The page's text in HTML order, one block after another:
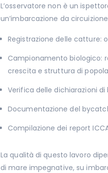
L’osservatore non è un
un’imbarcazione da
Registrazione delle catture:
Campionamento biologico:
crescita e struttura di
Verifica delle dichiarazioni
Documentazione del
Compilazione dei report
La qualità di questo lavoro
di mare impegnative, su